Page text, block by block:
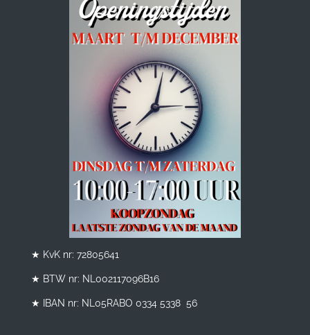
★ KvK nr: 72805641
★ BTW nr: NL002117096B16
★ IBAN nr: NL05RABO 0334 5338 56